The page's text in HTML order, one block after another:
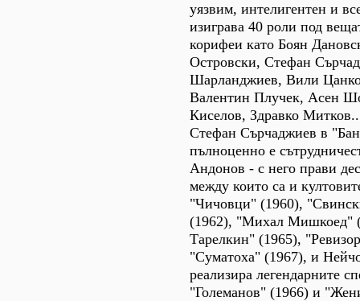
уязвим, интелигентен и
изиграва 40 роли под
корифеи като Боян
Островски, Стефан
Шарланджиев, Вили
Валентин Плучек, Асен
Киселов, Здравко
Стефан Сърчаджиев в
пълноценно е
Андонов - с него прави
между които са и
"Чичовци" (1960),
(1962), "Михал Мишкоед"
Тарелкин" (1965),
"Суматоха" (1967), и
реализира легендарните
"Големанов" (1966) и